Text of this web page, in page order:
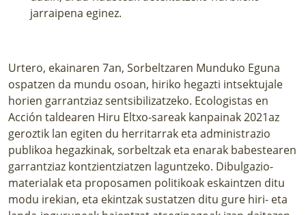
jarraipena eginez.
Urtero, ekainaren 7an, Sorbeltzaren Munduko Eguna
ospatzen da mundu osoan, hiriko hegazti intsektujale
horien garrantziaz sentsibilizatzeko. Ecologistas en
Acción taldearen Hiru Eltxo-sareak kanpainak 2021az
geroztik lan egiten du herritarrak eta administrazio
publikoa hegazkinak, sorbeltzak eta enarak babestearen
garrantziaz kontzientziatzen laguntzeko. Dibulgazio-
materialak eta proposamen politikoak eskaintzen ditu
modu irekian, eta ekintzak sustatzen ditu gure hiri- eta